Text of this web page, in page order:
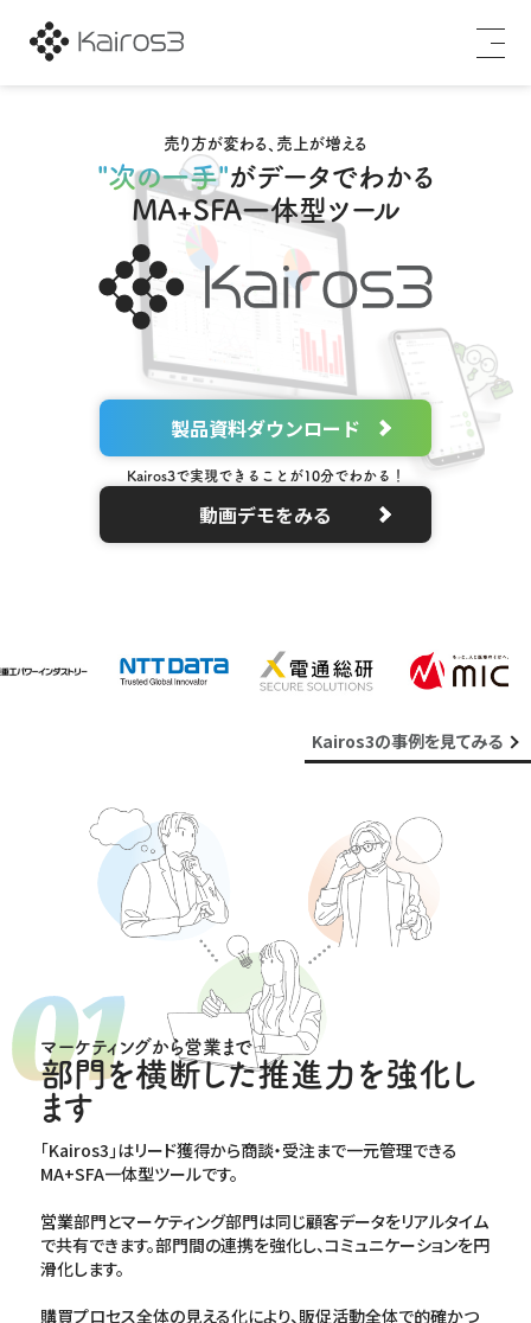
売り方が変わる、売上が増える
"次の一手"がデータでわかる
MA+SFA一体型ツール
製品資料ダウンロード
Kairos3で実現できることが10分でわかる！
動画デモをみる
Kairos3の事例を見てみる
マーケティングから営業まで
部門を横断した推進力を強化し
ます
｢Kairos3｣はリード獲得から商談・受注まで一元管理できる
MA+SFA一体型ツールです。
営業部門とマーケティング部門は同じ顧客データをリアルタイム
で共有できます。部門間の連携を強化し、コミュニケーションを円
滑化します。
購買プロセス全体の見える化により、販促活動全体で的確かつ